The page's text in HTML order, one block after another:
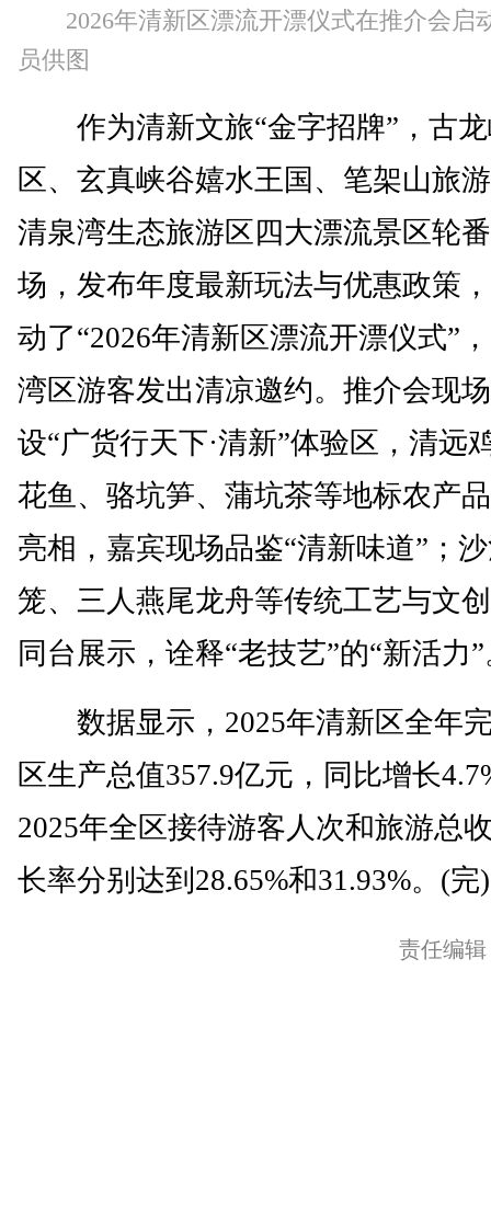
2026年清新区漂流开漂仪式在推介会启
员供图
作为清新文旅“金字招牌”，古龙
区、玄真峡谷嬉水王国、笔架山旅
清泉湾生态旅游区四大漂流景区轮
场，发布年度最新玩法与优惠政策
动了“2026年清新区漂流开漂仪式”
湾区游客发出清凉邀约。推介会现
设“广货行天下·清新”体验区，清远
花鱼、骆坑笋、蒲坑茶等地标农产
亮相，嘉宾现场品鉴“清新味道”；
笼、三人燕尾龙舟等传统工艺与文
同台展示，诠释“老技艺”的“新活力
数据显示，2025年清新区全年
区生产总值357.9亿元，同比增长
2025年全区接待游客人次和旅游总
长率分别达到28.65%和31.93%。(完)
责任编